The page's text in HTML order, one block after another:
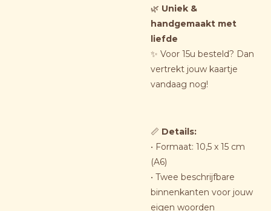
🌿 Uniek &
handgemaakt met
liefde
✨ Voor 15u besteld? Dan
vertrekt jouw kaartje
vandaag nog!
📏 Details:
• Formaat: 10,5 x 15 cm
(A6)
• Twee beschrijfbare
binnenkanten voor jouw
eigen woorden